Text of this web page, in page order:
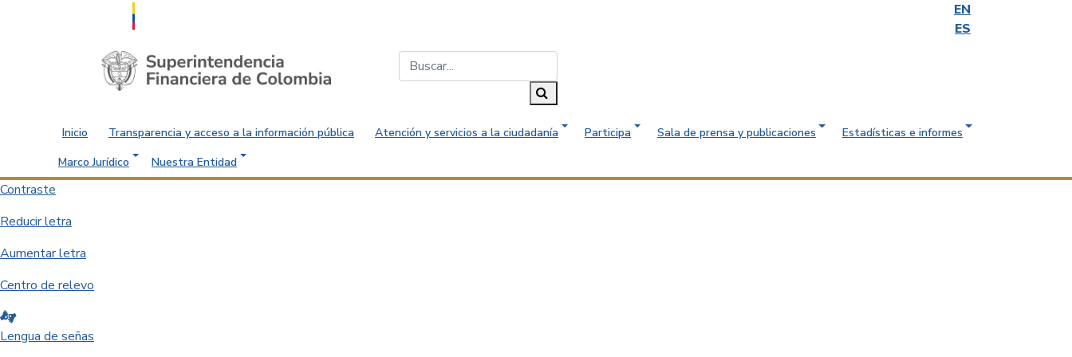
EN
ES
Saltar al contenido principal
Inicio Transparencia y acceso a la información pública Atención y servicios a la ciudadanía Participa Sala de prensa y publicaciones
Estadísticas e informes
Marco Jurídico
Nuestra Entidad
Contraste
Reducir letra
Aumentar letra
Centro de relevo
Lengua de señas